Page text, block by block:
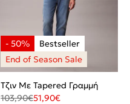
Τζιν Με Tapered Γραμμή
103,90€51,90€